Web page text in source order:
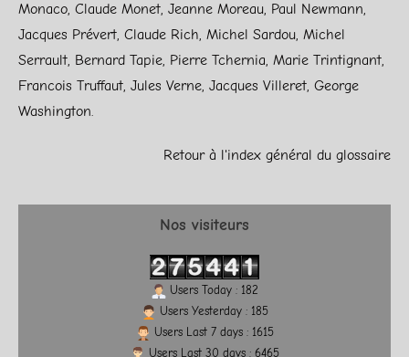
Monaco, Claude Monet, Jeanne Moreau, Paul Newmann,
Jacques Prévert, Claude Rich, Michel Sardou, Michel
Serrault, Bernard Tapie, Pierre Tchernia, Marie Trintignant,
Francois Truffaut, Jules Verne, Jacques Villeret, George
Washington.
Retour à l'index général du glossaire
Nos visiteurs
Users Today : 182
Users Yesterday : 185
Users Last 7 days : 1615
Users Last 30 days : 6465